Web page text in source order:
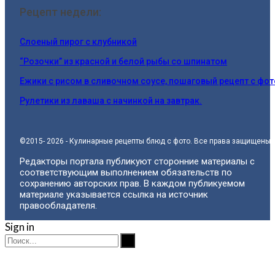
Рецепт недели:
Слоеный пирог с клубникой
“Розочки” из красной и белой рыбы со шпинатом
Ежики с рисом в сливочном соусе, пошаговый рецепт с
Рулетики из лаваша с начинкой на завтрак.
©2015- 2026 - Кулинарные рецепты блюд с фото. Все права защищены.
Редакторы портала публикуют сторонние материалы с
соответствующим выполнением обязательств по
сохранению авторских прав. В каждом публикуемом
материале указывается ссылка на источник
правообладателя.
Sign in